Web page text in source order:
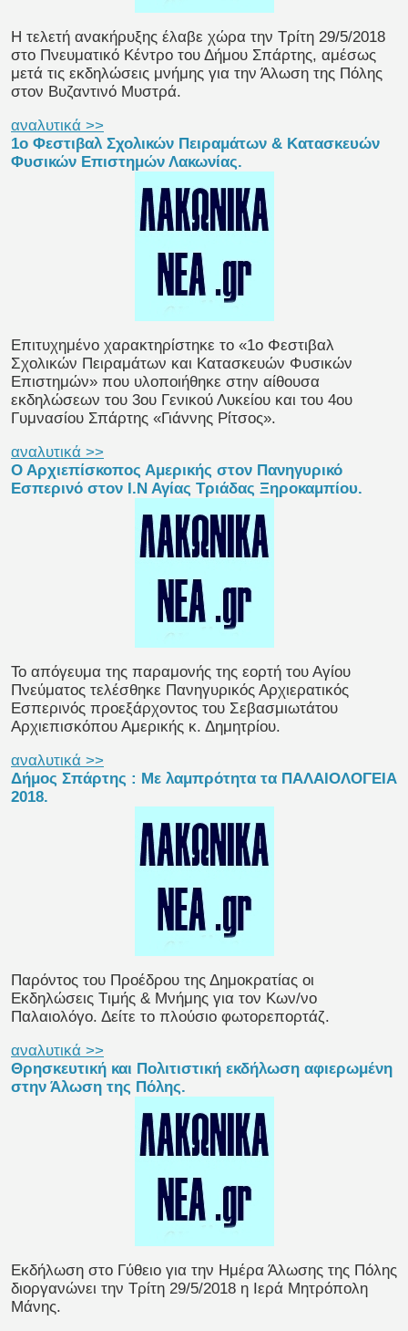
Η τελετή ανακήρυξης έλαβε χώρα την Τρίτη 29/5/2018
στο Πνευματικό Κέντρο του Δήμου Σπάρτης, αμέσως
μετά τις εκδηλώσεις μνήμης για την Άλωση της Πόλης
στον Βυζαντινό Μυστρά.
αναλυτικά >>
1ο Φεστιβαλ Σχολικών Πειραμάτων & Κατασκευών
Φυσικών Επιστημών Λακωνίας.
Επιτυχημένο χαρακτηρίστηκε το «1ο Φεστιβαλ
Σχολικών Πειραμάτων και Κατασκευών Φυσικών
Επιστημών» που υλοποιήθηκε στην αίθουσα
εκδηλώσεων του 3ου Γενικού Λυκείου και του 4ου
Γυμνασίου Σπάρτης «Γιάννης Ρίτσος».
αναλυτικά >>
Ο Αρχιεπίσκοπος Αμερικής στον Πανηγυρικό
Εσπερινό στον Ι.Ν Αγίας Τριάδας Ξηροκαμπίου.
Το απόγευμα της παραμονής της εορτή του Αγίου
Πνεύματος τελέσθηκε Πανηγυρικός Αρχιερατικός
Εσπερινός προεξάρχοντος του Σεβασμιωτάτου
Αρχιεπισκόπου Αμερικής κ. Δημητρίου.
αναλυτικά >>
Δήμος Σπάρτης : Με λαμπρότητα τα ΠΑΛΑΙΟΛΟΓΕΙΑ
2018.
Παρόντος του Προέδρου της Δημοκρατίας οι
Eκδηλώσεις Tιμής & Mνήμης για τον Κων/νο
Παλαιολόγο. Δείτε το πλούσιο φωτορεπορτάζ.
αναλυτικά >>
Θρησκευτική και Πολιτιστική εκδήλωση αφιερωμένη
στην Άλωση της Πόλης.
Eκδήλωση στο Γύθειο για την Ημέρα Άλωσης της Πόλης
διοργανώνει την Τρίτη 29/5/2018 η Ιερά Μητρόπολη
Μάνης.